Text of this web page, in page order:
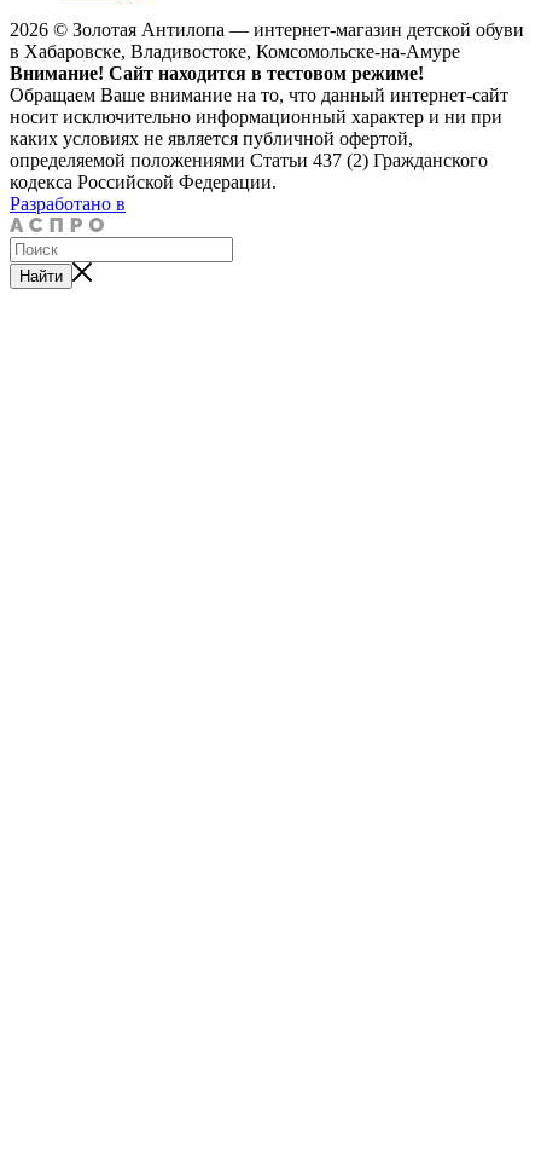
2026 © Золотая Антилопа — интернет-магазин детской обуви
в Хабаровске, Владивостоке, Комсомольске-на-Амуре
Внимание! Сайт находится в тестовом режиме!
Обращаем Ваше внимание на то, что данный интернет-сайт
носит исключительно информационный характер и ни при
каких условиях не является публичной офертой,
определяемой положениями Статьи 437 (2) Гражданского
кодекса Российской Федерации.
Разработано в
Найти